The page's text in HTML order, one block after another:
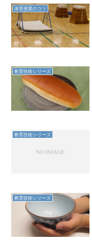
体育授業のコツ
教育技術シリーズ
教育技術シリーズ
教育技術シリーズ